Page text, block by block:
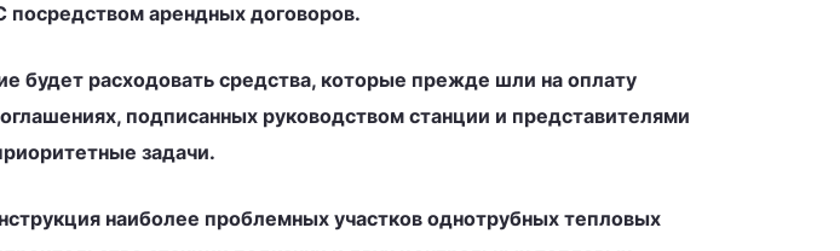
арендных договоров.
будет расходовать средства, которые прежде шли на оплату
подписанных руководством станции и представителями
задачи.
наиболее проблемных участков однотрубных тепловых